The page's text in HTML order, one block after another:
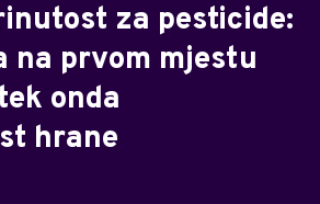
za pesticide:
na prvom mjestu
onda
hrane